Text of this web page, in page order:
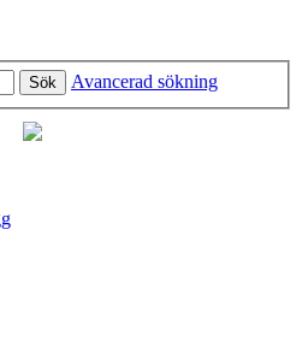
Sök Avancerad sökning